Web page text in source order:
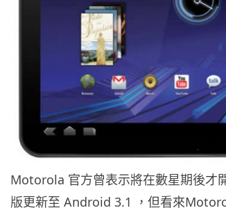
Motorola 官方曾表示將在數星期後
版更新至 Android 3.1 ，但看來